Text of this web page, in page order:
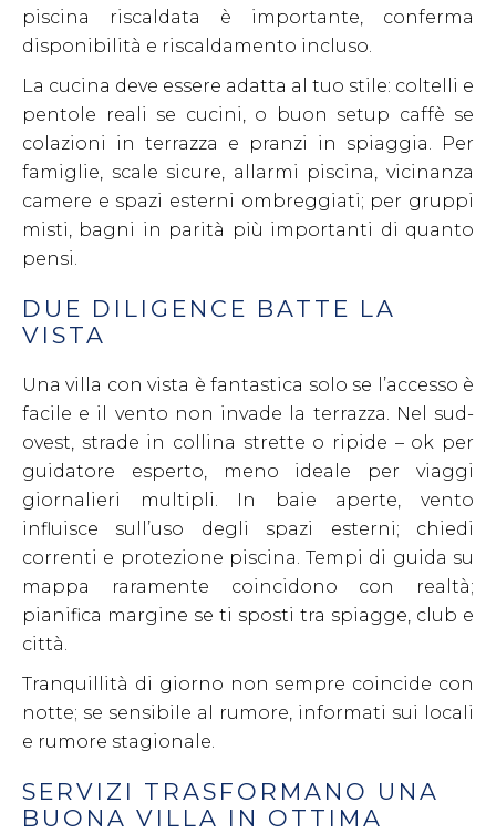
piscina riscaldata è importante, conferma
disponibilità e riscaldamento incluso.
La cucina deve essere adatta al tuo stile: coltelli e
pentole reali se cucini, o buon setup caffè se
colazioni in terrazza e pranzi in spiaggia. Per
famiglie, scale sicure, allarmi piscina, vicinanza
camere e spazi esterni ombreggiati; per gruppi
misti, bagni in parità più importanti di quanto
pensi.
DUE DILIGENCE BATTE LA
VISTA
Una villa con vista è fantastica solo se l’accesso è
facile e il vento non invade la terrazza. Nel sud-
ovest, strade in collina strette o ripide – ok per
guidatore esperto, meno ideale per viaggi
giornalieri multipli. In baie aperte, vento
influisce sull’uso degli spazi esterni; chiedi
correnti e protezione piscina. Tempi di guida su
mappa raramente coincidono con realtà;
pianifica margine se ti sposti tra spiagge, club e
città.
Tranquillità di giorno non sempre coincide con
notte; se sensibile al rumore, informati sui locali
e rumore stagionale.
SERVIZI TRASFORMANO UNA
BUONA VILLA IN OTTIMA